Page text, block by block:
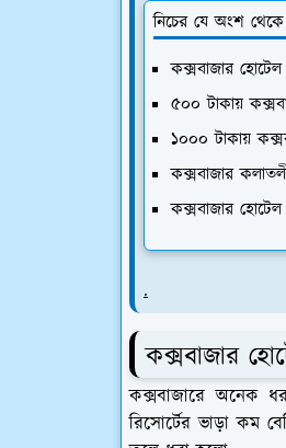
নিচের যে অংশ
কক্সবাজার
৫০০ টাকায়
১০০০ টাকায়
কক্সবাজার
কক্সবাজার
.
কক্সবাজার
কক্সবাজারে অনেক
রিসোর্টের ভাড়া কম